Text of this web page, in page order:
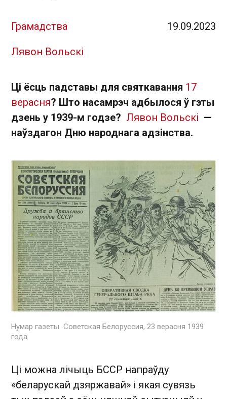
Грамадства 19.09.2023
Лявон Вольскі
Ці ёсць падставы для святкавання 17
верасня? Што насамрэч адбылося ў гэты
дзень у 1939-м годзе? Лявон Вольскі —
наўздагон Дню народнага адзінства.
Нумар газеты Советская Белоруссия, 23 верасня 1939
года
Ці можна лічыць БССР напраўду
«беларускай дзяржавай» і якая сувязь